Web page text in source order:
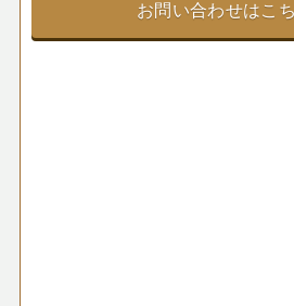
お問い合わせはこ